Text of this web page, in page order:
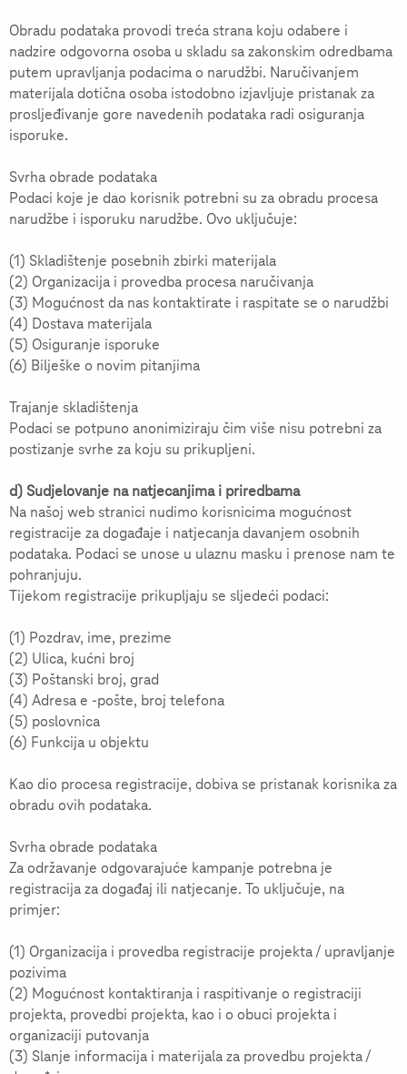
Obradu podataka provodi treća strana koju odabere i
nadzire odgovorna osoba u skladu sa zakonskim odredbama
putem upravljanja podacima o narudžbi. Naručivanjem
materijala dotična osoba istodobno izjavljuje pristanak za
prosljeđivanje gore navedenih podataka radi osiguranja
isporuke.
Svrha obrade podataka
Podaci koje je dao korisnik potrebni su za obradu procesa
narudžbe i isporuku narudžbe. Ovo uključuje:
(1) Skladištenje posebnih zbirki materijala
(2) Organizacija i provedba procesa naručivanja
(3) Mogućnost da nas kontaktirate i raspitate se o narudžbi
(4) Dostava materijala
(5) Osiguranje isporuke
(6) Bilješke o novim pitanjima
Trajanje skladištenja
Podaci se potpuno anonimiziraju čim više nisu potrebni za
postizanje svrhe za koju su prikupljeni.
d) Sudjelovanje na natjecanjima i priredbama
Na našoj web stranici nudimo korisnicima mogućnost
registracije za događaje i natjecanja davanjem osobnih
podataka. Podaci se unose u ulaznu masku i prenose nam te
pohranjuju.
Tijekom registracije prikupljaju se sljedeći podaci:
(1) Pozdrav, ime, prezime
(2) Ulica, kućni broj
(3) Poštanski broj, grad
(4) Adresa e -pošte, broj telefona
(5) poslovnica
(6) Funkcija u objektu
Kao dio procesa registracije, dobiva se pristanak korisnika za
obradu ovih podataka.
Svrha obrade podataka
Za održavanje odgovarajuće kampanje potrebna je
registracija za događaj ili natjecanje. To uključuje, na
primjer:
(1) Organizacija i provedba registracije projekta / upravljanje
pozivima
(2) Mogućnost kontaktiranja i raspitivanje o registraciji
projekta, provedbi projekta, kao i o obuci projekta i
organizaciji putovanja
(3) Slanje informacija i materijala za provedbu projekta /